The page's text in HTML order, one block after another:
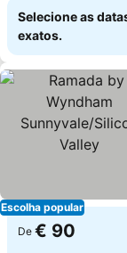
Selecione as
exatos.
Escolha popular
De € 90